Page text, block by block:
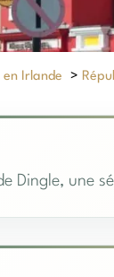
en Irlande >
Dingle, une